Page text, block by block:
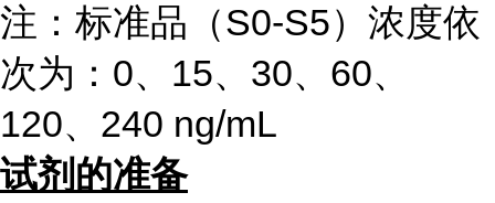
注：标准品（S0-S5）浓度依
次为：0、15、30、60、
120、240 ng/mL
试剂的准备